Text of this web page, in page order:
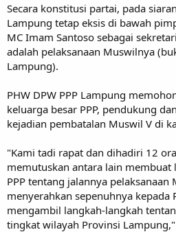
Secara konstitusi partai, pada
Lampung tetap eksis di bawah
MC Imam Santoso sebagai
adalah pelaksanaan Muswilnya
Lampung).
PHW DPW PPP Lampung
keluarga besar PPP, pendukung
kejadian pembatalan Muswil V di
"Kami tadi rapat dan dihadiri 12
memutuskan antara lain membuat
PPP tentang jalannya pelaksanaan
menyerahkan sepenuhnya kepada
mengambil langkah-langkah
tingkat wilayah Provinsi